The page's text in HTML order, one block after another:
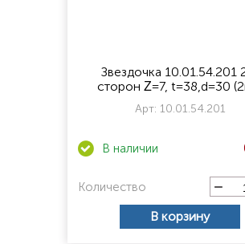
Звездочка 10.01.54.201
сторон Ζ=7, t=38,d=30
Арт: 10.01.54.201
Количество
В корзину